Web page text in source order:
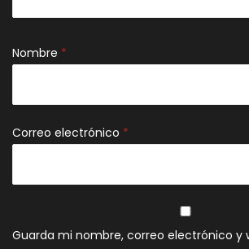
Nombre *
Correo electrónico *
Guarda mi nombre, correo electrónico y